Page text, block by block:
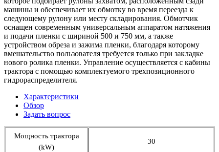
машины и обеспечивает их обмотку во время переезда к
следующему рулону или месту складирования. Обмотчик
оснащен современным универсальным аппаратом натяжения
и подачи пленки с шириной 500 и 750 мм, а также
устройством обреза и зажима пленки, благодаря которому
вмешательство пользователя требуется только при закладке
нового ролика пленки. Управление осуществляется с кабины
трактора с помощью комплектуемого трехпозиционного
гидрораспределителя.
Характеристики
Обзор
Задать вопрос
Мощность трактора
(kW)
30